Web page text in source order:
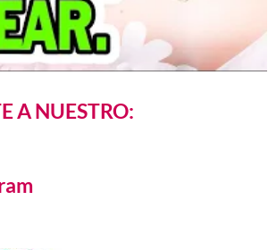
A NUESTRO: